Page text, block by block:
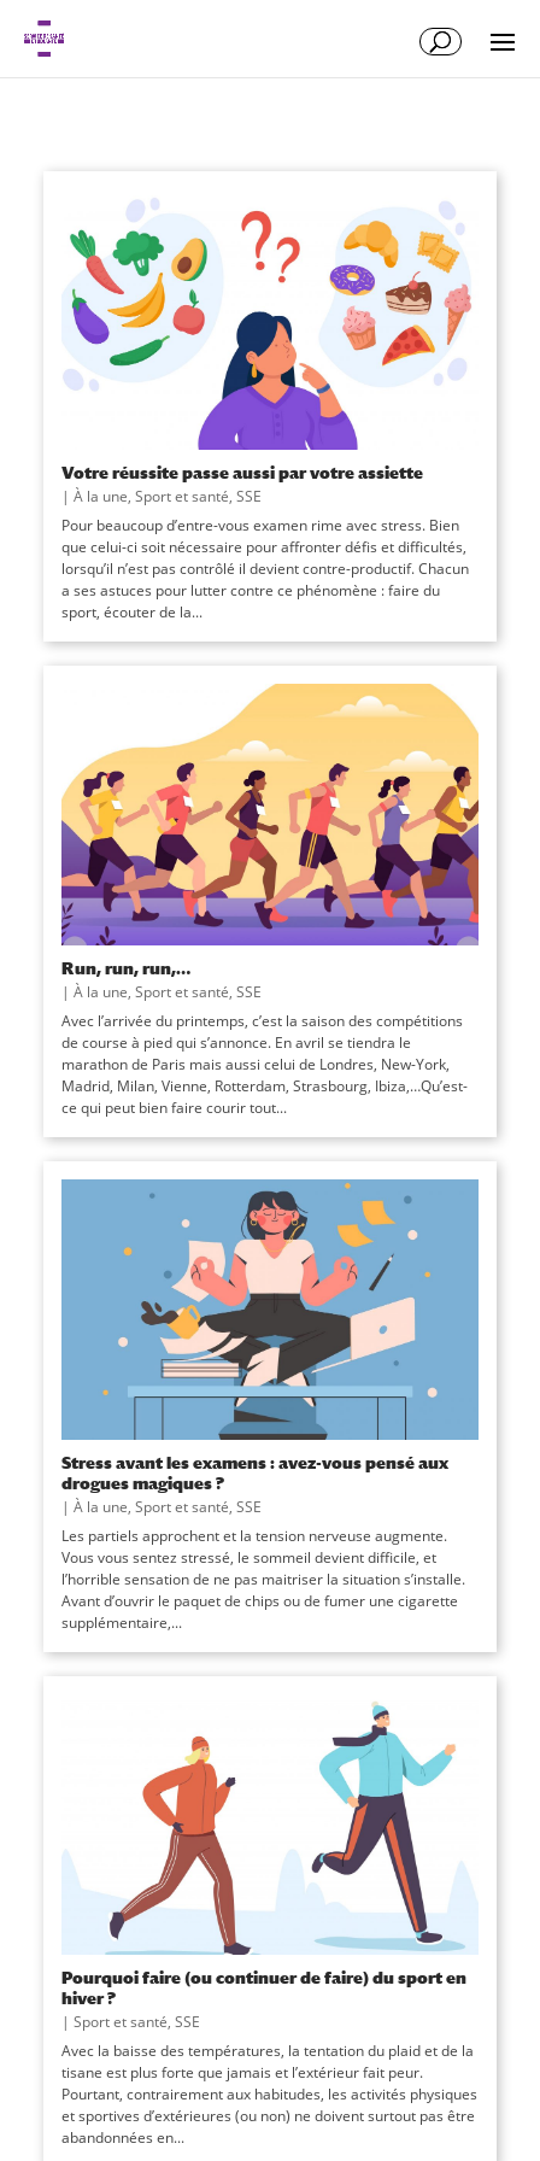
Votre réussite passe aussi par votre assiette
| À la une, Sport et santé, SSE
Pour beaucoup d’entre-vous examen rime avec stress. Bien
que celui-ci soit nécessaire pour affronter défis et difficultés,
lorsqu’il n’est pas contrôlé il devient contre-productif. Chacun
a ses astuces pour lutter contre ce phénomène : faire du
sport, écouter de la...
Run, run, run,…
| À la une, Sport et santé, SSE
Avec l’arrivée du printemps, c’est la saison des compétitions
de course à pied qui s’annonce. En avril se tiendra le
marathon de Paris mais aussi celui de Londres, New-York,
Madrid, Milan, Vienne, Rotterdam, Strasbourg, Ibiza,…Qu’est-
ce qui peut bien faire courir tout...
Stress avant les examens : avez-vous pensé aux
drogues magiques ?
| À la une, Sport et santé, SSE
Les partiels approchent et la tension nerveuse augmente.
Vous vous sentez stressé, le sommeil devient difficile, et
l’horrible sensation de ne pas maitriser la situation s’installe.
Avant d’ouvrir le paquet de chips ou de fumer une cigarette
supplémentaire,...
Pourquoi faire (ou continuer de faire) du sport en
hiver ?
| Sport et santé, SSE
Avec la baisse des températures, la tentation du plaid et de la
tisane est plus forte que jamais et l’extérieur fait peur.
Pourtant, contrairement aux habitudes, les activités physiques
et sportives d’extérieures (ou non) ne doivent surtout pas être
abandonnées en...